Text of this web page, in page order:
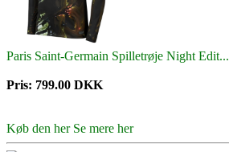
Paris Saint-Germain Spilletrøje Night Edit...
Pris: 799.00 DKK
Køb den herSe mere her